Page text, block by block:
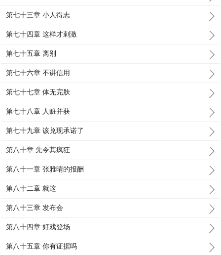
第七十三章 小人得志
第七十四章 这样才刺激
第七十五章 离别
第七十六章 不讲信用
第七十七章 体无完肤
第七十八章 人赃并获
第七十九章 该兑现承诺了
第八十章 先令其疯狂
第八十一章 张雅晴的报酬
第八十二章 就这
第八十三章 发布会
第八十四章 好戏登场
第八十五章 你有证据吗